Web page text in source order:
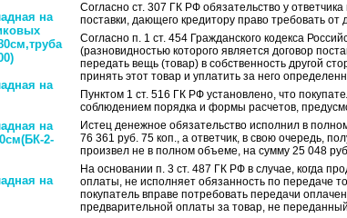
на
на
на
2-
на
Согласно ст. 307 ГК РФ обязательство у
поставки, дающего кредитору право требовать
Согласно п. 1 ст. 454 Гражданского кодекса
(разновидностью которого является договор
передать вещь (товар) в собственность другой
принять этот товар и уплатить за него
Пунктом 1 ст. 516 ГК РФ установлено, что
соблюдением порядка и формы расчетов,
Истец денежное обязательство исполнил в
76 361 руб. 75 коп., а ответчик, в свою очередь,
произвел не в полном объеме, на сумму 25 048
На основании п. 3 ст. 487 ГК РФ в случае, когда
оплаты, не исполняет обязанность по передаче
покупатель вправе потребовать передачи
предварительной оплаты за товар, не